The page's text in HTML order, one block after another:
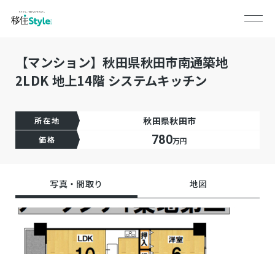
【マンション】秋田県秋田市南通築地
2LDK 地上14階 システムキッチン
所在地 秋田県秋田市
価格 780万円
写真・間取り 地図